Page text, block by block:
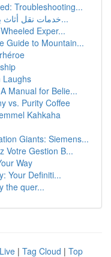
Troubleshooting...
خدمات نقل أثاث بحائل : دليل تفصيلي للخدمات و...
Exper...
Guide to Mountain...
Laughs
Manual for Belie...
vs. Purity Coffee
Kahkaha
Giants: Siemens...
Votre Gestion B...
Way
Your Definiti...
the quer...
Live | Tag Cloud | Top